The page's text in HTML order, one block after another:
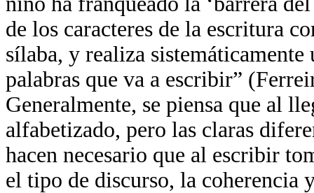
de los caracteres de la escritura
sílaba, y realiza
palabras que va a escribir”
Generalmente, se piensa que al
alfabetizado, pero las claras
hacen necesario que al escribir
el tipo de discurso, la coherencia